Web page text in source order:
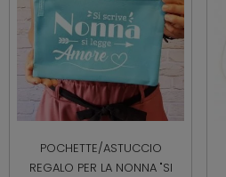
POCHETTE/ASTUCCIO
REGALO PER LA NONNA "SI